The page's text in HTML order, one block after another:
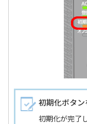
初期化ボタ
初期化が完了